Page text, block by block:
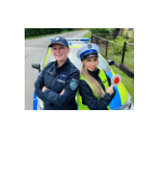
artykułu: